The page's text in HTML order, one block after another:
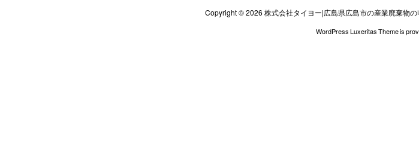
Copyright ©2026 株式会社タイヨー|広島県広島市の産業廃棄物
WordPress Luxeritas Theme is